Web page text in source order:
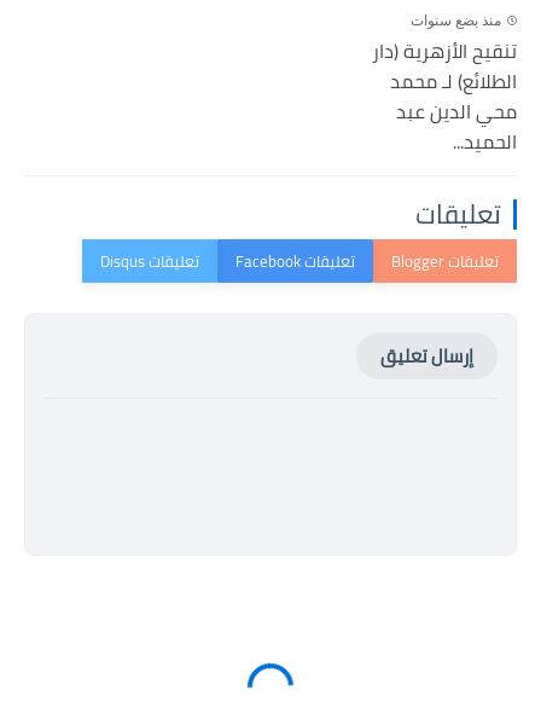
منذ بضع سنوات
تنقيح الأزهرية (دار
الطلائع) لـ محمد
محي الدين عبد
الحميد...
تعليقات
إرسال تعليق